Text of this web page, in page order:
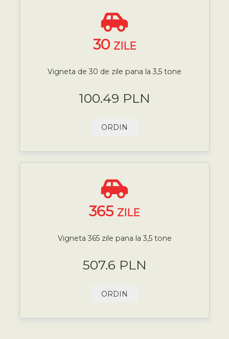
30 ZILE
Vigneta de 30 de zile pana la 3,5 tone
100.49 PLN
ORDIN
365 ZILE
Vigneta 365 zile pana la 3,5 tone
507.6 PLN
ORDIN